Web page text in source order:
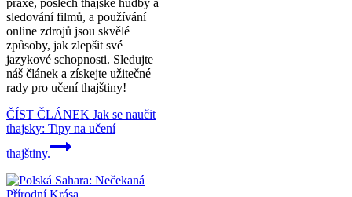
sledování filmů, a používání
online zdrojů jsou skvělé
způsoby, jak zlepšit své
jazykové schopnosti. Sledujte
náš článek a získejte užitečné
rady pro učení thajštiny!
ČÍST ČLÁNEK Jak se naučit
thajsky: Tipy na učení
thajštiny.